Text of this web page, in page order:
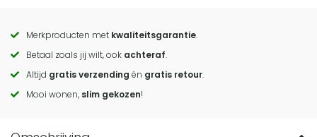
Call
to
actions
Merkproducten met kwaliteitsgarantie.
Betaal zoals jij wilt, ook achteraf.
Altijd gratis verzending én gratis retour.
Mooi wonen, slim gekozen!